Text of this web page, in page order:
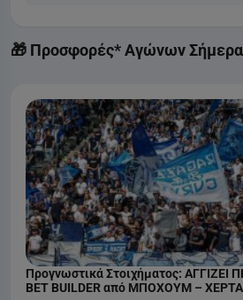
🎁 Προσφορές* Αγώνων Σήμερα
Προγνωστικά Στοιχήματος:
BET BUILDER από ΜΠΟΧΟΥΜ –